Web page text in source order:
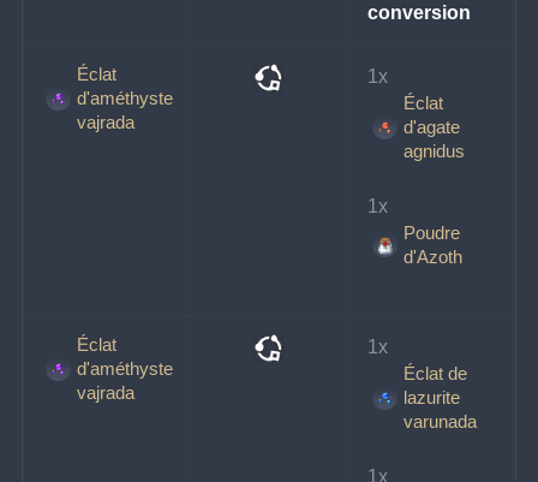
conversion
Éclat
d'améthyste
vajrada
1x
Éclat
d'agate
agnidus
1x
Poudre
d'Azoth
Éclat
d'améthyste
vajrada
1x
Éclat de
lazurite
varunada
1x